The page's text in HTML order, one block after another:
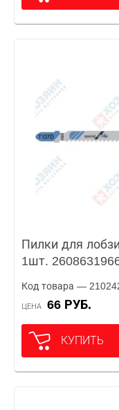
Пилки для
1шт.
Код товара —
ЦЕНА 66 РУБ.
КУПИТЬ